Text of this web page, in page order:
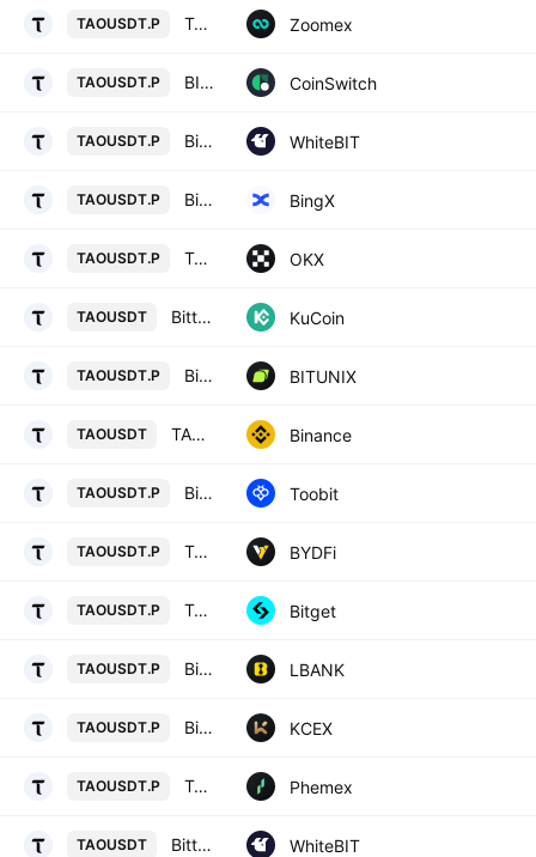
TAOUSDT.P TAOUSDT Perpetual Contract Zoomex
TAOUSDT.P BITTENSOR/USD TETHER PERPETUAL SWAP CONTRACT CoinSwitch
TAOUSDT.P Bittensor perpetual contract WhiteBIT
TAOUSDT.P Bittensor/USD Tether Perpetual Contract BingX
TAOUSDT.P TAOUSDT Perpetual Swap Contract OKX
TAOUSDT Bittensor / Tether KuCoin
TAOUSDT.P Bittensor / Tether LINEAR FUTURES CONTRACT BITUNIX
TAOUSDT TAO / TetherUS Binance
TAOUSDT.P Bittensor/TetherUS Toobit
TAOUSDT.P TAO / USD TETHER PERPETUAL SWAP CONTRACT BYDFi
TAOUSDT.P TAOUSDTPERP PERPETUAL MIX CONTRACT Bitget
TAOUSDT.P Bittensor / Tether USD PERPETUAL CONTRACT LBANK
TAOUSDT.P Bittensor / USDT PERPETUAL SWAP CONTRACT KCEX
TAOUSDT.P TAO Linear Perpetual Futures Contract Phemex
TAOUSDT Bittensor / Tether US WhiteBIT